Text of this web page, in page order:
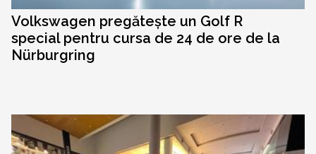
Volkswagen pregătește un Golf R
special pentru cursa de 24 de ore de la
Nürburgring